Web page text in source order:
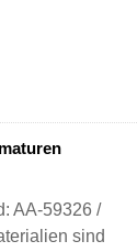
AA-59326 /
sind